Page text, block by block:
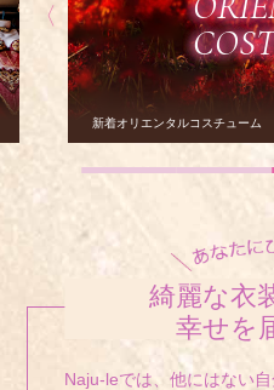
ナジュールスポーツ
綺麗な衣
幸せを
Naju-leでは、他にはない